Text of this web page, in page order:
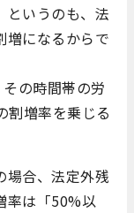
というのも、法
増になるからで
の時間帯の労
割増率を乗じる
場合、法定外残
率は「50%以